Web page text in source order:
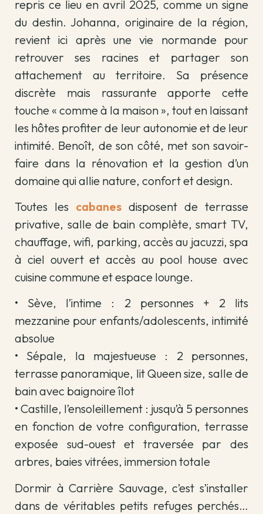
repris ce lieu en avril 2025, comme un signe
du destin. Johanna, originaire de la région,
revient ici après une vie normande pour
retrouver ses racines et partager son
attachement au territoire. Sa présence
discrète mais rassurante apporte cette
touche « comme à la maison », tout en laissant
les hôtes profiter de leur autonomie et de leur
intimité. Benoît, de son côté, met son savoir-
faire dans la rénovation et la gestion d’un
domaine qui allie nature, confort et design.
Toutes les cabanes disposent de terrasse
privative, salle de bain complète, smart TV,
chauffage, wifi, parking, accès au jacuzzi, spa
à ciel ouvert et accès au pool house avec
cuisine commune et espace lounge.
• Sève, l’intime : 2 personnes + 2 lits
mezzanine pour enfants/adolescents, intimité
absolue
• Sépale, la majestueuse : 2 personnes,
terrasse panoramique, lit Queen size, salle de
bain avec baignoire îlot
• Castille, l’ensoleillement : jusqu’à 5 personnes
en fonction de votre configuration, terrasse
exposée sud-ouest et traversée par des
arbres, baies vitrées, immersion totale
Dormir à Carrière Sauvage, c’est s’installer
dans de véritables petits refuges perchés…